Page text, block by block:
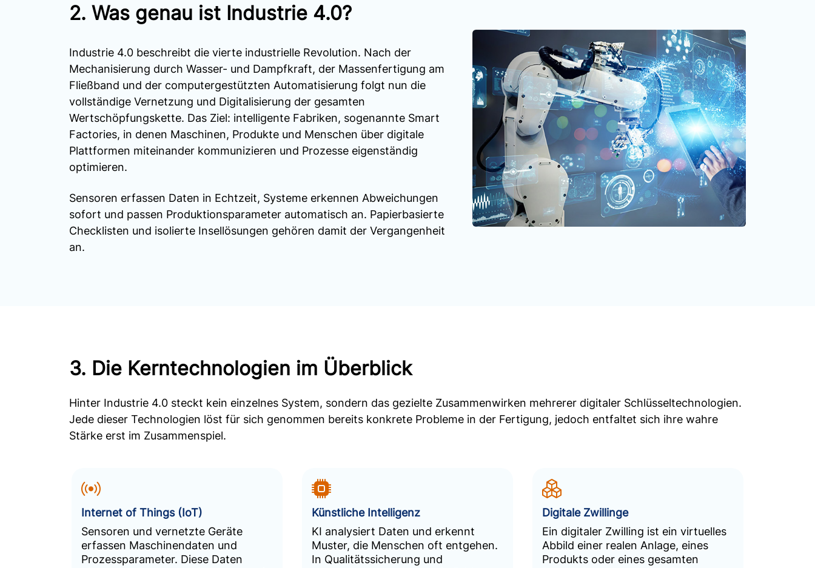
2. Was genau ist Industrie 4.0?
Industrie 4.0 beschreibt die vierte industrielle Revolution. Nach der
Mechanisierung durch Wasser- und Dampfkraft, der Massenfertigung am
Fließband und der computergestützten Automatisierung folgt nun die
vollständige Vernetzung und Digitalisierung der gesamten
Wertschöpfungskette. Das Ziel: intelligente Fabriken, sogenannte Smart
Factories, in denen Maschinen, Produkte und Menschen über digitale
Plattformen miteinander kommunizieren und Prozesse eigenständig
optimieren.
Sensoren erfassen Daten in Echtzeit, Systeme erkennen Abweichungen
sofort und passen Produktionsparameter automatisch an. Papierbasierte
Checklisten und isolierte Insellösungen gehören damit der Vergangenheit
an.
3. Die Kerntechnologien im Überblick
Hinter Industrie 4.0 steckt kein einzelnes System, sondern das gezielte Zusammenwirken mehrerer digitaler Schlüsseltechnologien.
Jede dieser Technologien löst für sich genommen bereits konkrete Probleme in der Fertigung, jedoch entfaltet sich ihre wahre
Stärke erst im Zusammenspiel.
Internet of Things (IoT)
Sensoren und vernetzte Geräte
erfassen Maschinendaten und
Prozessparameter. Diese Daten
Künstliche Intelligenz
KI analysiert Daten und erkennt
Muster, die Menschen oft entgehen.
In Qualitätssicherung und
Digitale Zwillinge
Ein digitaler Zwilling ist ein virtuelles
Abbild einer realen Anlage, eines
Produkts oder eines gesamten